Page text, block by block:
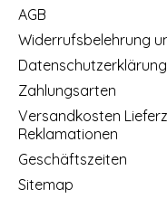
AGB
Widerrufsbelehrung
Datenschutzerklärung
Zahlungsarten
Versandkosten
Reklamationen
Geschäftszeiten
Sitemap